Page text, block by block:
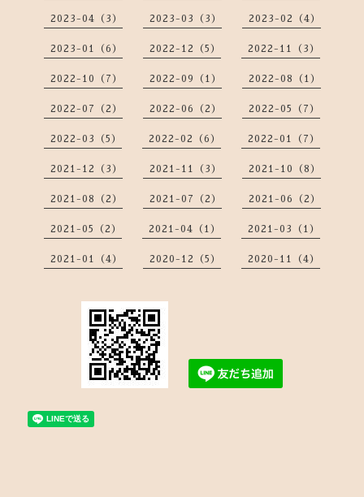
2023-04（3） 2023-03（3） 2023-02（4）
2023-01（6） 2022-12（5） 2022-11（3）
2022-10（7） 2022-09（1） 2022-08（1）
2022-07（2） 2022-06（2） 2022-05（7）
2022-03（5） 2022-02（6） 2022-01（7）
2021-12（3） 2021-11（3） 2021-10（8）
2021-08（2） 2021-07（2） 2021-06（2）
2021-05（2） 2021-04（1） 2021-03（1）
2021-01（4） 2020-12（5） 2020-11（4）